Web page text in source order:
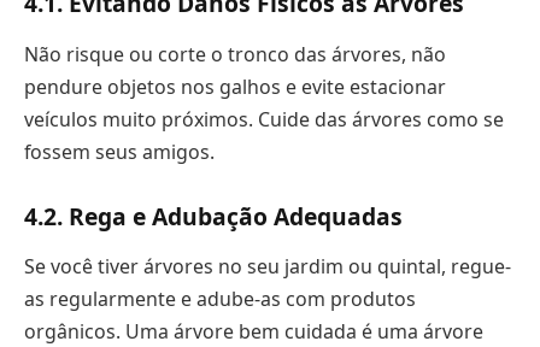
Não risque ou corte o tronco das árvores, não
pendure objetos nos galhos e evite estacionar
veículos muito próximos. Cuide das árvores como se
fossem seus amigos.
4.2. Rega e Adubação Adequadas
Se você tiver árvores no seu jardim ou quintal, regue-
as regularmente e adube-as com produtos
orgânicos. Uma árvore bem cuidada é uma árvore